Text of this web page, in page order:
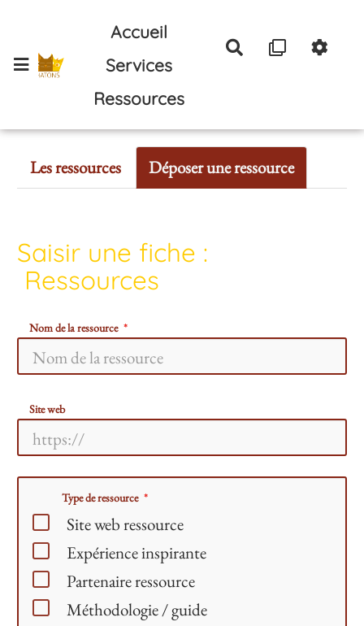
Aller au contenu principal
Accueil
Services
Ressources
Rechercher
Les ressources Déposer une ressource
Saisir une fiche :
Ressources
Nom de la ressource
Site web
Type de ressource
Site web ressource
Expérience inspirante
Partenaire ressource
Méthodologie / guide